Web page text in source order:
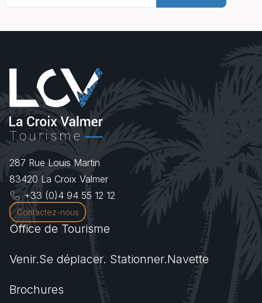
287 Rue Louis Martin
83420 La Croix Valmer
+33 (0)4 94 55 12 12
Contactez-nous
Office de Tourisme
Venir.Se déplacer. Stationner.Navette
Brochures